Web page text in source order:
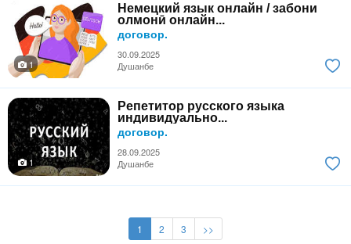
Немецкий язык онлайн / забони
олмонӣ онлайн...
договор.
30.09.2025
1
Душанбе
Репетитор русского языка
индивидуально...
договор.
28.09.2025
1
Душанбе
1 2 3 >>